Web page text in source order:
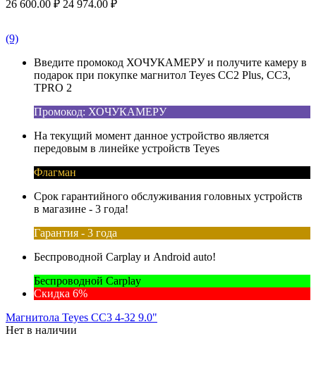
26 600.00 ₽ 24 974.00 ₽
(9)
Введите промокод ХОЧУКАМЕРУ и получите камеру в
подарок при покупке магнитол Teyes CC2 Plus, CC3,
TPRO 2
Промокод: ХОЧУКАМЕРУ
На текущий момент данное устройство является
передовым в линейке устройств Teyes
Флагман
Срок гарантийного обслуживания головных устройств
в магазине - 3 года!
Гарантия - 3 года
Беспроводной Carplay и Android auto!
Беспроводной Carplay
Скидка 6%
Магнитола Teyes CC3 4-32 9.0"
Нет в наличии